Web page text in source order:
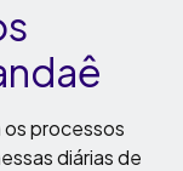
processos
diárias de